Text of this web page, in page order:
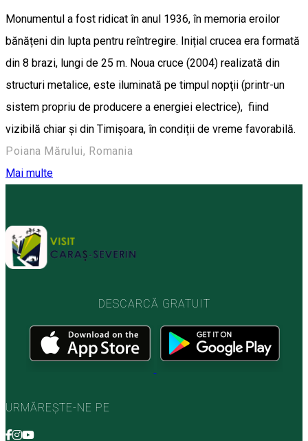
Monumentul a fost ridicat în anul 1936, în memoria eroilor
bănățeni din lupta pentru reîntregire. Inițial crucea era formată
din 8 brazi, lungi de 25 m. Noua cruce (2004) realizată din
structuri metalice, este iluminată pe timpul nopţii (printr-un
sistem propriu de producere a energiei electrice), fiind
vizibilă chiar şi din Timişoara, în condiții de vreme favorabilă.
Poiana Mărului, Romania
Mai multe
DESCARCĂ GRATUIT
URMĂREȘTE-NE PE